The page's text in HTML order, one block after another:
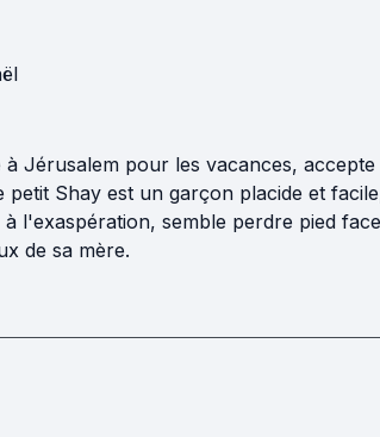
à Jérusalem pour les vacances,
petit Shay est un garçon placide et
à l'exaspération, semble perdre pied
de sa mère.